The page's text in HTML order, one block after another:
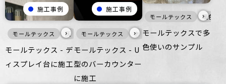
施工事例
モールテックス 灰 家具・什器 つるつる 商業空間
›
モールテックス - デ
ィスプレイ台に施工
施工事例
モールテックス 赤 暖色 家具・什器
›
モールテックス - U
型のバーカウンター
に施工
モールテックス 暖色
›
モールテックスで多
色使いのサンプル